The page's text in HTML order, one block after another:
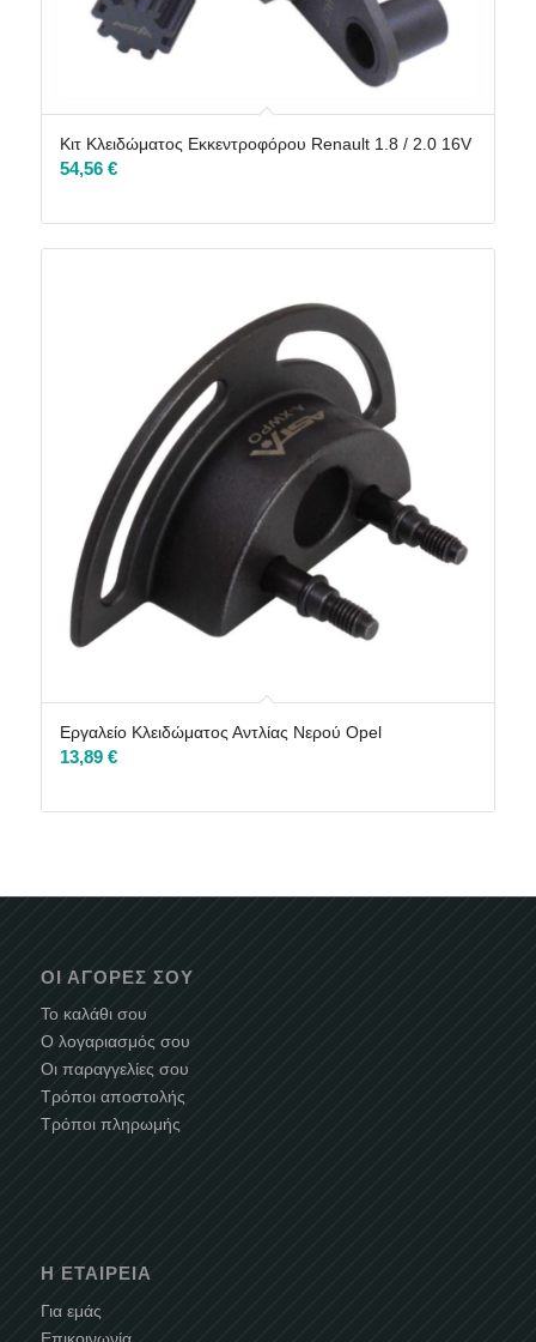
Κιτ Κλειδώματος Εκκεντροφόρου Renault 1.8 / 2.0 16V
54,56 €
Εργαλείο Κλειδώματος Αντλίας Νερού Opel
13,89 €
ΟΙ ΑΓΟΡΈΣ ΣΟΥ
Το καλάθι σου
Ο λογαριασμός σου
Οι παραγγελίες σου
Τρόποι αποστολής
Τρόποι πληρωμής
Η ΕΤΑΙΡΕΊΑ
Για εμάς